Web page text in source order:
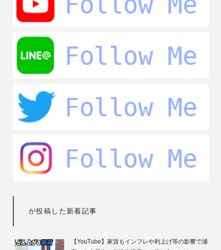
が投稿した新着記事
【YouTube】家賃もインフレや利上げ等の影響で浦